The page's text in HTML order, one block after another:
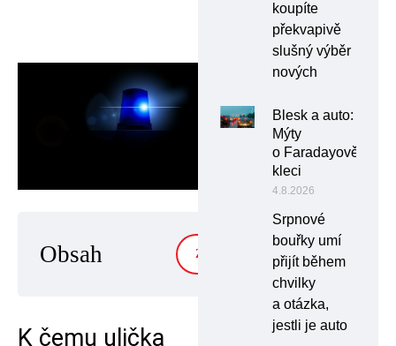
Obsah ZOBRAZIT
K čemu ulička
koupíte
překvapivě
slušný výběr
nových
Blesk a auto:
Mýty
o Faradayově
kleci
4.8.2026
Srpnové
bouřky umí
přijít během
chvilky
a otázka,
jestli je auto